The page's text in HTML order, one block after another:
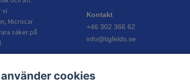
vi
Microcar
säker på
Kontakt
+46 302 366 62
info@tigfelds.se
Vardagar: 08:00–17:00
cookies